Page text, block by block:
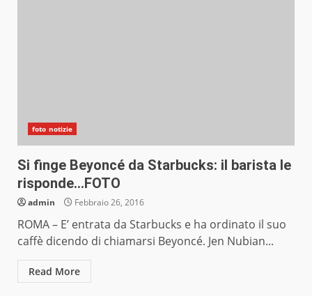
foto notizie
Si finge Beyoncé da Starbucks: il barista le
risponde…FOTO
admin Febbraio 26, 2016
ROMA – E’ entrata da Starbucks e ha ordinato il suo
caffè dicendo di chiamarsi Beyoncé. Jen Nubian...
Read More